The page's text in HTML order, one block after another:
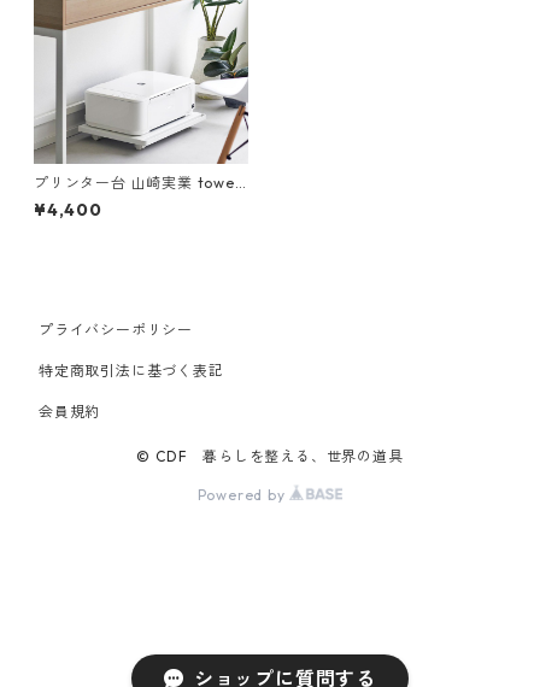
ショップに質問する
プリンター台 山崎実業 tower
タワー プリンターラック キャ
スター付き ホワイト
¥4,400
プライバシーポリシー
特定商取引法に基づく表記
会員規約
© CDF 暮らしを整える、世界の道具
Powered by